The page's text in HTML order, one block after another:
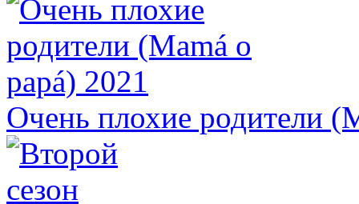
Очень плохие родители